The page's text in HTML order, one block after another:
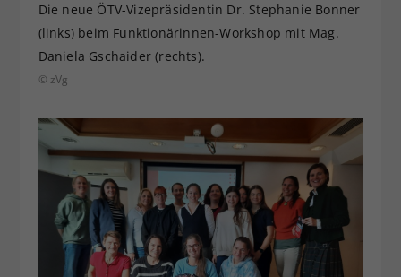
Die neue ÖTV-Vizepräsidentin Dr. Stephanie Bonner
(links) beim Funktionärinnen-Workshop mit Mag.
Daniela Gschaider (rechts).
© zVg